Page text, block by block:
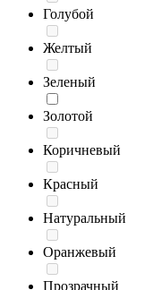
Голубой
Желтый
Зеленый
Золотой
Коричневый
Красный
Натуральный
Оранжевый
Прозрачный